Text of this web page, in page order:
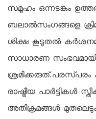
സമൂഹം ഒന്നടങ്കം
ബലാല്‍സംഗങ്ങളെ
ശിക്ഷ കൂടുതല്‍
സാധാരണ
ശ്രമിക്കരുത്.പരസ്‍പരം
രാഷ്ട്രീയ പാര്‍ട്ടികള്‍
അതിക്രമങ്ങള്‍